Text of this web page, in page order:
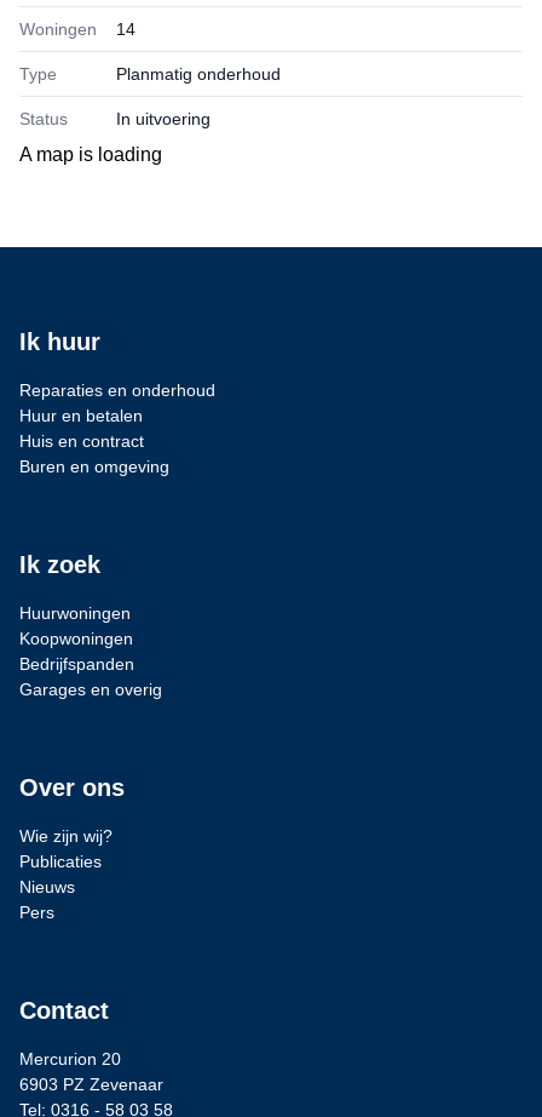
Woningen 14
Type Planmatig onderhoud
Status In uitvoering
A map is loading
Ik huur
Reparaties en onderhoud
Huur en betalen
Huis en contract
Buren en omgeving
Ik zoek
Huurwoningen
Koopwoningen
Bedrijfspanden
Garages en overig
Over ons
Wie zijn wij?
Publicaties
Nieuws
Pers
Contact
Mercurion 20
6903 PZ Zevenaar
Tel: 0316 - 58 03 58